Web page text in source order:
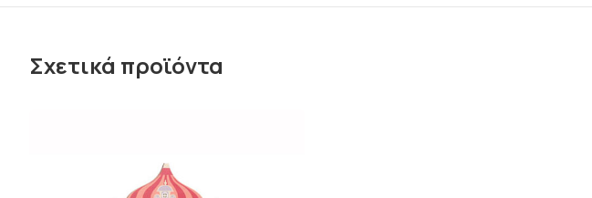
Σχετικά προϊόντα